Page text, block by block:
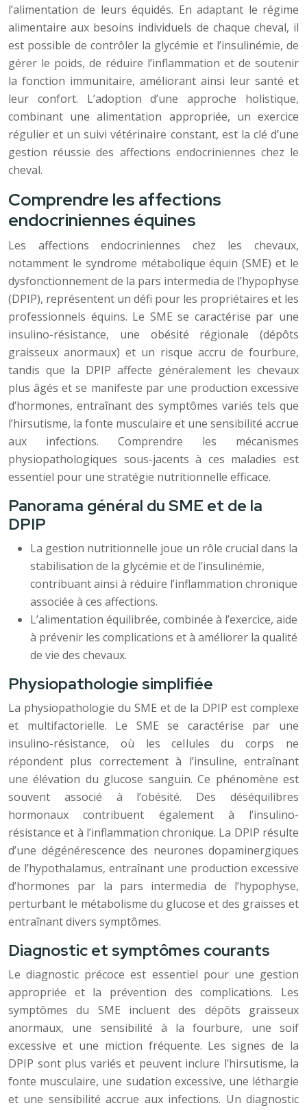
l’alimentation de leurs équidés. En adaptant le régime
alimentaire aux besoins individuels de chaque cheval, il
est possible de contrôler la glycémie et l’insulinémie, de
gérer le poids, de réduire l’inflammation et de soutenir
la fonction immunitaire, améliorant ainsi leur santé et
leur confort. L’adoption d’une approche holistique,
combinant une alimentation appropriée, un exercice
régulier et un suivi vétérinaire constant, est la clé d’une
gestion réussie des affections endocriniennes chez le
cheval.
Comprendre les affections
endocriniennes équines
Les affections endocriniennes chez les chevaux,
notamment le syndrome métabolique équin (SME) et le
dysfonctionnement de la pars intermedia de l’hypophyse
(DPIP), représentent un défi pour les propriétaires et les
professionnels équins. Le SME se caractérise par une
insulino-résistance, une obésité régionale (dépôts
graisseux anormaux) et un risque accru de fourbure,
tandis que la DPIP affecte généralement les chevaux
plus âgés et se manifeste par une production excessive
d’hormones, entraînant des symptômes variés tels que
l’hirsutisme, la fonte musculaire et une sensibilité accrue
aux infections. Comprendre les mécanismes
physiopathologiques sous-jacents à ces maladies est
essentiel pour une stratégie nutritionnelle efficace.
Panorama général du SME et de la
DPIP
La gestion nutritionnelle joue un rôle crucial dans la
stabilisation de la glycémie et de l’insulinémie,
contribuant ainsi à réduire l’inflammation chronique
associée à ces affections.
L’alimentation équilibrée, combinée à l’exercice, aide
à prévenir les complications et à améliorer la qualité
de vie des chevaux.
Physiopathologie simplifiée
La physiopathologie du SME et de la DPIP est complexe
et multifactorielle. Le SME se caractérise par une
insulino-résistance, où les cellules du corps ne
répondent plus correctement à l’insuline, entraînant
une élévation du glucose sanguin. Ce phénomène est
souvent associé à l’obésité. Des déséquilibres
hormonaux contribuent également à l’insulino-
résistance et à l’inflammation chronique. La DPIP résulte
d’une dégénérescence des neurones dopaminergiques
de l’hypothalamus, entraînant une production excessive
d’hormones par la pars intermedia de l’hypophyse,
perturbant le métabolisme du glucose et des graisses et
entraînant divers symptômes.
Diagnostic et symptômes courants
Le diagnostic précoce est essentiel pour une gestion
appropriée et la prévention des complications. Les
symptômes du SME incluent des dépôts graisseux
anormaux, une sensibilité à la fourbure, une soif
excessive et une miction fréquente. Les signes de la
DPIP sont plus variés et peuvent inclure l’hirsutisme, la
fonte musculaire, une sudation excessive, une léthargie
et une sensibilité accrue aux infections. Un diagnostic